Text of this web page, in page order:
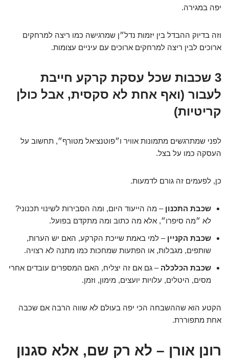
יפה במגירה.
וזה בדיוק ההבדל בין יזמות נדל״ן שמרגישה כמו ריצה למרחקים
ארוכים לבין ריצה למרחקים ארוכים עם עיניים עצומות.
3 שכבות שכל עסקת קרקע חייבת
לעבור (ואף אחת לא סקסית, אבל כולן
קריטיות)
לפני שמתרגשים מתמונות אוויר ו״פוטנציאל מטורף״, תחשוב על
העסקה כמו על בצל.
כן, לפעמים זה גורם לדמעות.
שכבת התכנון – מה הייעוד היום, ומה הסבירות לשינוי תכנוני?
לא ״מה סיפרו״, אלא מה כתוב ומה מתקדם בפועל.
שכבת הקניין – למי באמת שייכת הקרקע, האם יש הערות,
שותפים, מגבלות, או הפתעות שמחכות כמו מתנה לא רצויה.
שכבת הכלכלה – גם אם זה יצליח, האם המספרים עובדים אחרי
מסים, היטלים, עלויות יועצים, מימון, וזמן.
הקטע הוא שההשבחה הכי יפה בעולם לא שווה הרבה אם שכבה
אחת מתפוררת.
רונן אורן – לא רק שם, אלא סגנון